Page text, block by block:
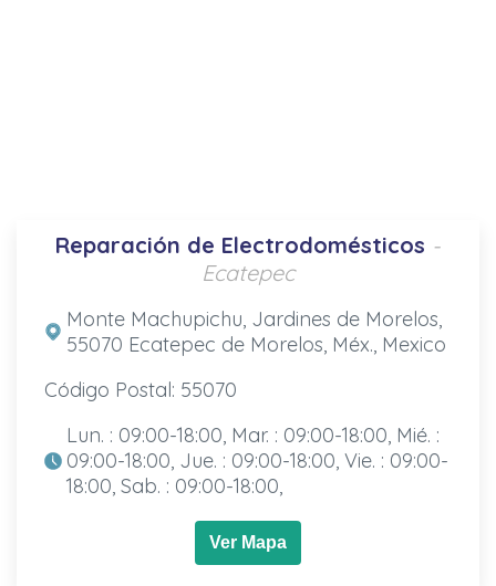
Reparación de Electrodomésticos -
Ecatepec
Monte Machupichu, Jardines de Morelos,
55070 Ecatepec de Morelos, Méx., Mexico
Código Postal: 55070
Lun. : 09:00-18:00, Mar. : 09:00-18:00, Mié. :
09:00-18:00, Jue. : 09:00-18:00, Vie. : 09:00-
18:00, Sab. : 09:00-18:00,
Ver Mapa